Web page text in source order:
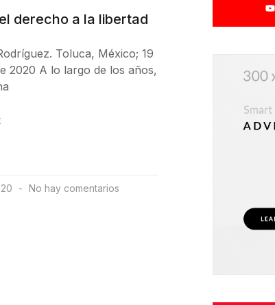
derecho a la libertad
Toluca, México; 19
2020 A lo largo de los años,
No hay comentarios